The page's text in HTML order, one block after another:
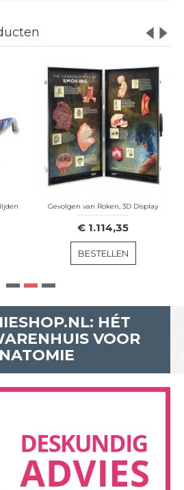
Gevolgen van Roken, 3D Display
€ 1.114,35
BESTELLEN
HÉT
VOOR